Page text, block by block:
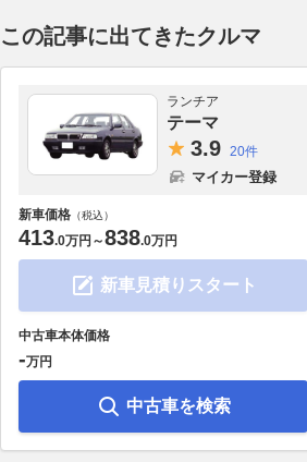
この記事に出てきたクルマ
ランチア
テーマ
3.9 20件
マイカー登録
新車価格 （税込）
413.0万円 ～838.0万円
新車見積りスタート
中古車本体価格
-万円
中古車を検索